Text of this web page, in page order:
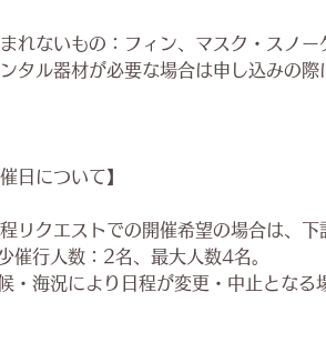
まれないもの：フィン、マスク・スノ
ンタル器材が必要な場合は申し込みの
催日について】
程リクエストでの開催希望の場合は、
催行人数：2名、最大人数4名。
・海況により日程が変更・中止となる